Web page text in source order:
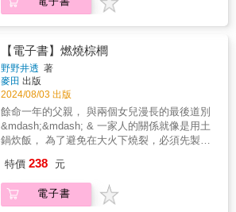
家&聯合推薦&朱嘉漢 作家耿一偉 台北藝術
趣味，充分展現他在小說創作中未曾發揮功
力。顛覆你的善惡三觀，換一個角度思考，人
謊〉、〈盡量自戀吧〉、〈應當盡量說謊〉、
〈應當利用貌美如花的妹妹〉、〈絕對不要遵
守諾言〉……等總計69篇讓讀者當頭棒喝、讀
來暢快淋漓的箴言中，不難想見三島橫眉冷對
千夫指，無視各種道德魔人的投書：「別再寫
這種危害社會的講座了！」三島以輕鬆、嘲
弄、揶揄和遊戲般的筆致，告訴讀者：為什麼
魔人）才是最危險的心理狀態？透過本書，三
島闡述了諸多形式的「惡」，或者近似「惡」
的事物；也出現過許多類型的「惡徒」，抑或
爸爸只剩下一年時間可活。 在這座都市叢林環
親一起住在東京都內附庭院的住宅。一家三口
的生活封閉卻富足，對兩姊妹而言，爸爸是永
遠支撐著自己的存在&mdash;&mdash;直到醫
生宣布，爸爸只剩下一年的壽命。不知名的腫
瘤將在爸爸體內壯大，侵蝕著一家人安穩的日
常生活。對著手足無措的春野，澄香提議，接
下來這一年她們要「毫無保留地生活」。 &
「信任眼前這一刻，不管未來如何，都要好好
互相道早安、道晚安。就算是邊哭泣或面帶微
將這些日子當成最後的日子活著；同時把每天
盡情地當成最後一天好好生活。蒐集棕櫚葉在
【電子書】燃燒棕櫚
野野井透 著
麥田 出版
2024/08/03 出版
餘命一年的父親， 與兩個女兒漫長的最後道別
&mdash;&mdash; & 一家人的關係就像是用土
鍋炊飯， 為了避免在大火下燒裂，必須先製造
得獎作‧第三十六屆三島由紀夫獎入圍作 面對
「告別」最誠實而動人的書寫 & ▍內容簡介 &
爸爸只剩下一年時間可活。 在這座都市叢林環
特價 238 元
電子書